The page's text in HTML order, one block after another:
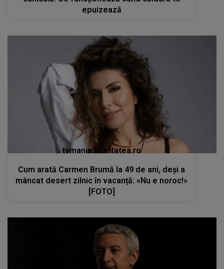
epuizează
tvmania.libertatea.ro
Cum arată Carmen Brumă la 49 de ani, deși a
mâncat desert zilnic în vacanță: «Nu e noroc!»
[FOTO]